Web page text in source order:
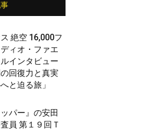
絶空 16,000フ
ィオ・ファエ
インタビュー
の回復力と真実
と迫る旅」
パー』の安田
員 第１９回Ｔ